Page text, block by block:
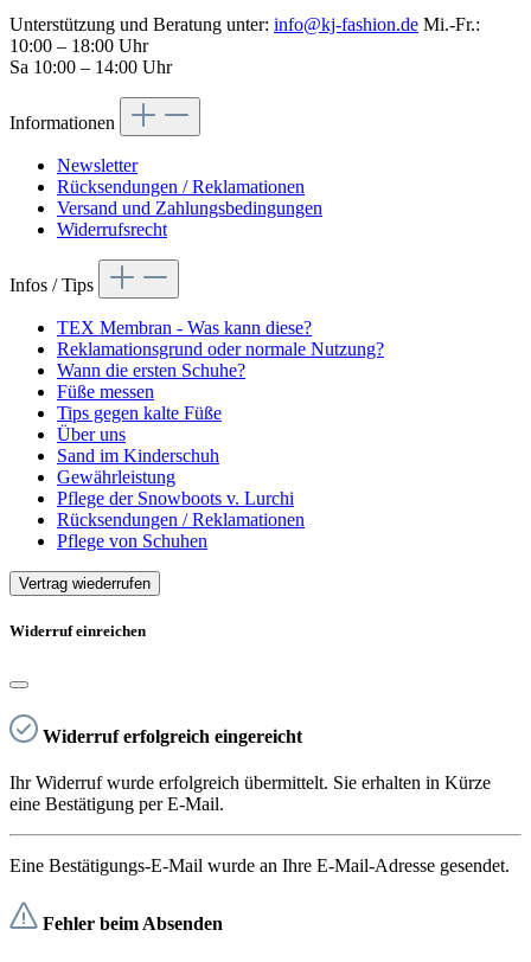
Unterstützung und Beratung unter: info@kj-fashion.de Mi.-Fr.:
10:00 – 18:00 Uhr
Sa 10:00 – 14:00 Uhr
Informationen
Newsletter
Rücksendungen / Reklamationen
Versand und Zahlungsbedingungen
Widerrufsrecht
Infos / Tips
TEX Membran - Was kann diese?
Reklamationsgrund oder normale Nutzung?
Wann die ersten Schuhe?
Füße messen
Tips gegen kalte Füße
Über uns
Sand im Kinderschuh
Gewährleistung
Pflege der Snowboots v. Lurchi
Rücksendungen / Reklamationen
Pflege von Schuhen
Vertrag wiederrufen
Widerruf einreichen
Widerruf erfolgreich eingereicht
Ihr Widerruf wurde erfolgreich übermittelt. Sie erhalten in Kürze
eine Bestätigung per E-Mail.
Eine Bestätigungs-E-Mail wurde an Ihre E-Mail-Adresse gesendet.
Fehler beim Absenden